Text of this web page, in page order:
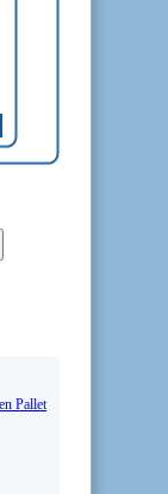
Pallet